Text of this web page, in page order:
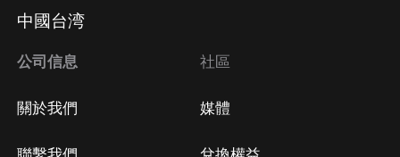
方法 Google Play取消訂閱方法
中國台湾
公司信息
關於我們
社區
媒體